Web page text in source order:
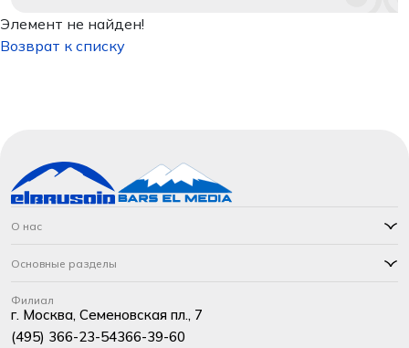
Элемент не найден!
Возврат к списку
О нас
Основные разделы
Филиал
г. Москва, Семеновская пл., 7
(495) 366-23-54366-39-60